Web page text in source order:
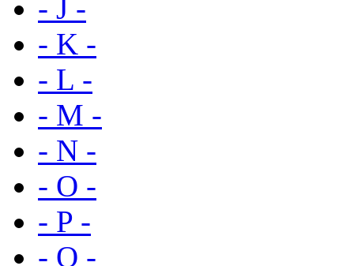
- J -
- K -
- L -
- M -
- N -
- O -
- P -
- Q -